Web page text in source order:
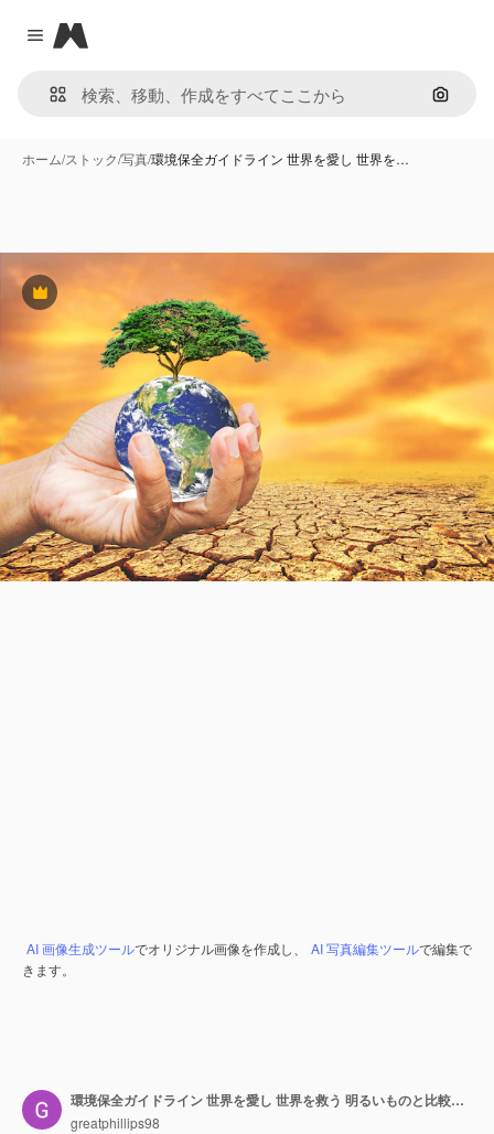
Close menu
Magnific
画像で
ホーム/ストック/写真/環境保全ガイドライン 世界を愛し 世界を…
Premium
AI 画像生成ツールでオリジナル画像を作成し、 AI 写真編集ツールで編集で
きます。
環境保全ガイドライン 世界を愛し 世界を救う 明るいものと比較する
greatphillips98